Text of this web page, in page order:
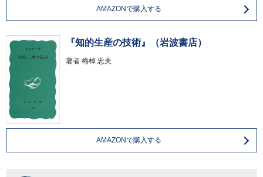
AMAZONで購入する
『知的生産の技術』（岩波書店）
著者 梅棹 忠夫
AMAZONで購入する